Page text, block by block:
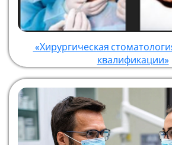
«Хирургическая
квалификации»